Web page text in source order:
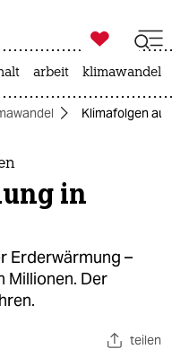

taz zahl ich
arbeit klimawandel
Klimafolgen
in
Erderwärmung –
Millionen. Der
teilen